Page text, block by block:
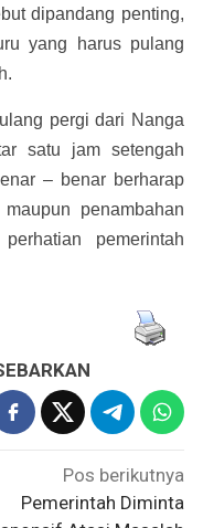
dipandang penting,
yang harus pulang
pergi dari Nanga
satu jam setengah
– benar berharap
penambahan
pemerintah
Pos berikutnya
Pemerintah Diminta